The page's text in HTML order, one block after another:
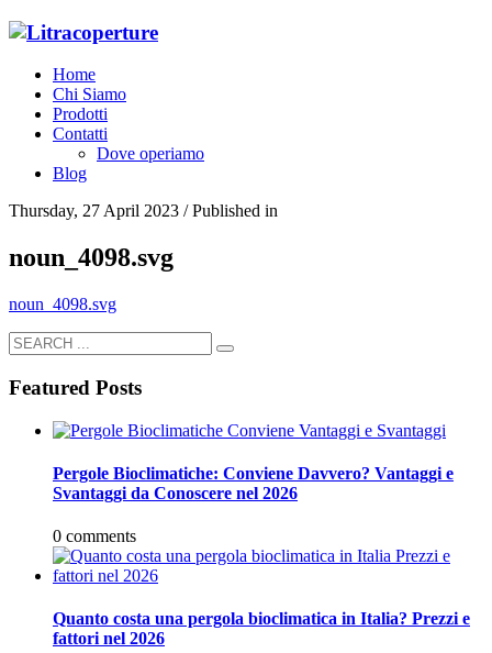
Home
Chi Siamo
Prodotti
Contatti
Dove operiamo
Blog
Thursday, 27 April 2023 /Published in
noun_4098.svg
noun_4098.svg
Featured Posts
Pergole Bioclimatiche: Conviene Davvero? Vantaggi e
Svantaggi da Conoscere nel 2026
0 comments
Quanto costa una pergola bioclimatica in Italia? Prezzi e
fattori nel 2026